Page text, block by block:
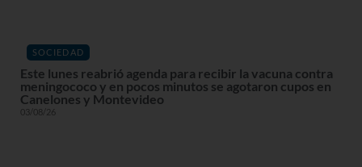
SOCIEDAD
Este lunes reabrió agenda para recibir la vacuna contra
meningococo y en pocos minutos se agotaron cupos en
Canelones y Montevideo
03/08/26